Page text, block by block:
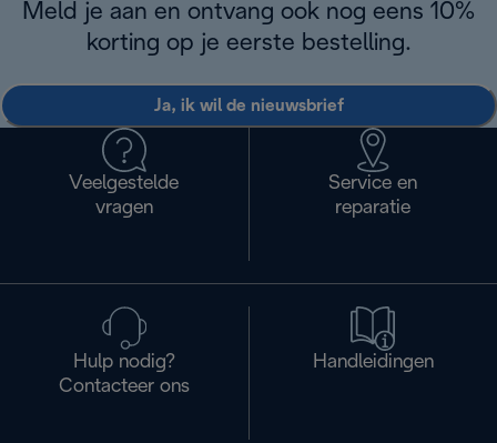
Meld je aan en ontvang ook nog eens 10%
korting op je eerste bestelling.
Ja, ik wil de nieuwsbrief
Veelgestelde
vragen
Service en
reparatie
Hulp nodig?
Contacteer ons
Handleidingen